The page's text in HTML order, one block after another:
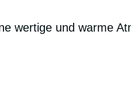
wertige und warme